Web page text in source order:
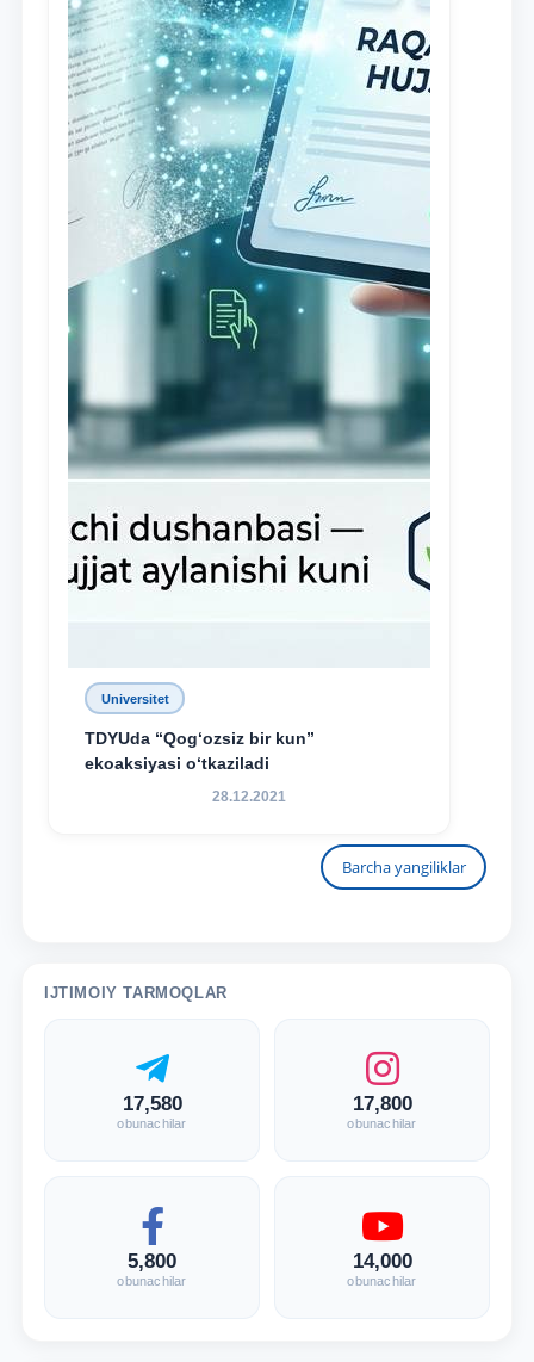
Universitet
TDYUda “Qog‘ozsiz bir kun”
ekoaksiyasi o‘tkaziladi
28.12.2021
Barcha yangiliklar
IJTIMOIY TARMOQLAR
17,580
obunachilar
17,800
obunachilar
5,800
obunachilar
14,000
obunachilar